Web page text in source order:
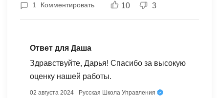
объяснена достаточно простым языком. Не
хватило более расширенной практической части
информативно, интересно, полезно. (:
1 Комментировать 10 3
Ответ для Даша
Здравствуйте, Дарья! Спасибо за высокую
оценку нашей работы.
02 августа 2024 Русская Школа Управления